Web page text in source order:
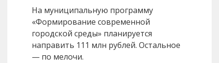
На муниципальную программу
«Формирование современной
городской среды» планируется
направить 111 млн рублей. Остальное
— по мелочи.